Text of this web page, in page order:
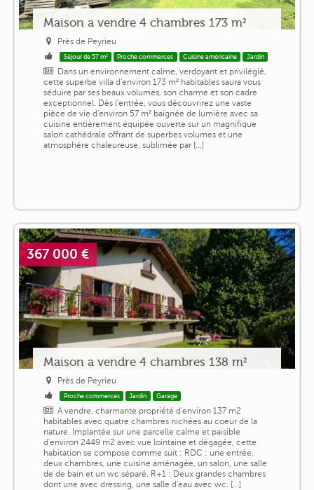
Maison a vendre 4 chambres 173 m²
Près de Peyrieu
Séjour de 57 m² Proche commerces Cuisine américaine Jardin
Dans un environnement calme, verdoyant et privilégié,
cette superbe villa d'environ 173 m² habitables saura vous
séduire par ses beaux volumes, son charme et son cadre
exceptionnel. Dès l'entrée, vous découvrirez une vaste
pièce de vie d'environ 57 m² baignée de lumière avec sa
cuisine entièrement équipée ouverte sur un magnifique
salon cathédrale offrant de superbes volumes et une
atmosphère chaleureuse, sublimée par [...]
367 000 €
Maison a vendre 4 chambres 138 m²
Près de Peyrieu
Proche commerces Jardin Garage
A vendre, charmante propriété d'environ 137 m2
habitables avec quatre chambres nichées au coeur de la
nature. Implantée sur une parcelle calme et paisible
d'environ 2449 m2 avec vue lointaine et dégagée, cette
habitation se compose comme suit : RDC : une entrée,
deux chambres, une cuisine aménagée, un salon, une salle
de de bain et un wc séparé. R+1 : Deux grandes chambres
dont une avec dressing, une salle d'eau avec wc. [...]